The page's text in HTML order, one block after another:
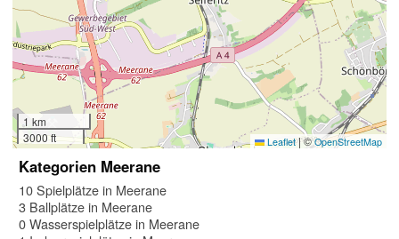
1 km
3000 ft
Leaflet |©OpenStreetMap
Kategorien Meerane
10 Spielplätze in Meerane
3 Ballplätze in Meerane
0 Wasserspielplätze in Meerane